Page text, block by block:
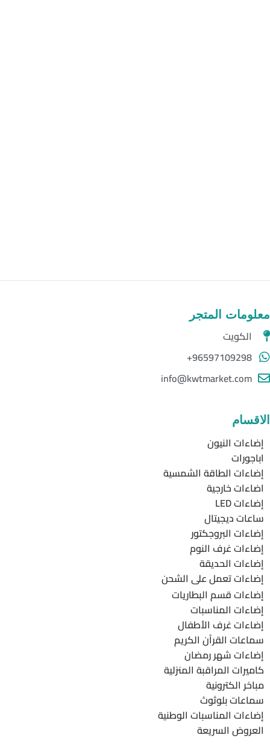
معلومات المتجر
الكويت
96597109298+
info@kwtmarket.com
الاقسام
إضاءات النيون
اباجورات
إضاءات الطاقة الشمسية
اضاءات خارجية
إضاءات LED
ساعات ديجيتال
إضاءات البروجكتور
إضاءات غرف النوم
إضاءات الحديقة
إضاءات تعمل على الشحن
إضاءات قسم البطاريات
إضاءات المناسبات
إضاءات غرف الأطفال
سماعات القرآن الكريم
إضاءات شهر رمضان
كاميرات المراقبة المنزلية
مباخر الكترونية
سماعات بلوثوث
إضاءات المناسبات الوطنية
العروض السريعة